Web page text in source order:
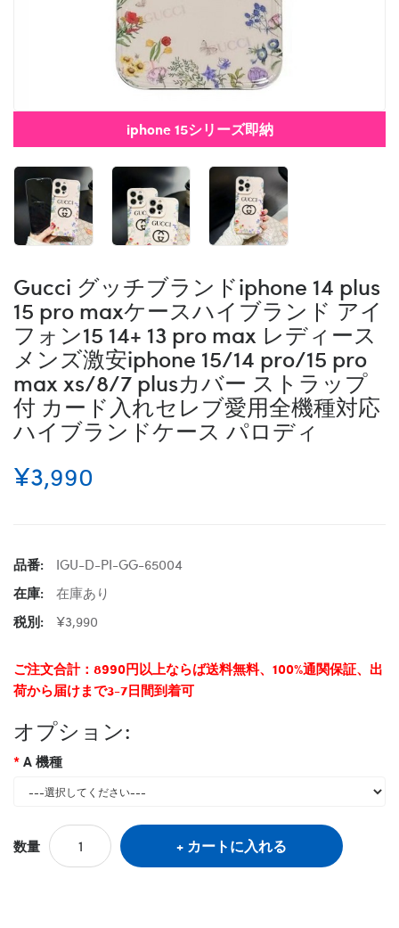
iphone 15シリーズ即納
Gucci グッチブランドiphone 14 plus
15 pro maxケースハイブランド アイ
フォン15 14+ 13 pro max レディース
メンズ激安iphone 15/14 pro/15 pro
max xs/8/7 plusカバー ストラップ
付 カード入れセレブ愛用全機種対応
ハイブランドケース パロディ
¥3,990
品番:
IGU-D-PI-GG-65004
在庫:
在庫あり
税別:
¥3,990
ご注文合計：8990円以上ならば送料無料、100%通関保証、出
荷から届けまで3-7日間到着可
オプション:
A 機種
数量 カートに入れる